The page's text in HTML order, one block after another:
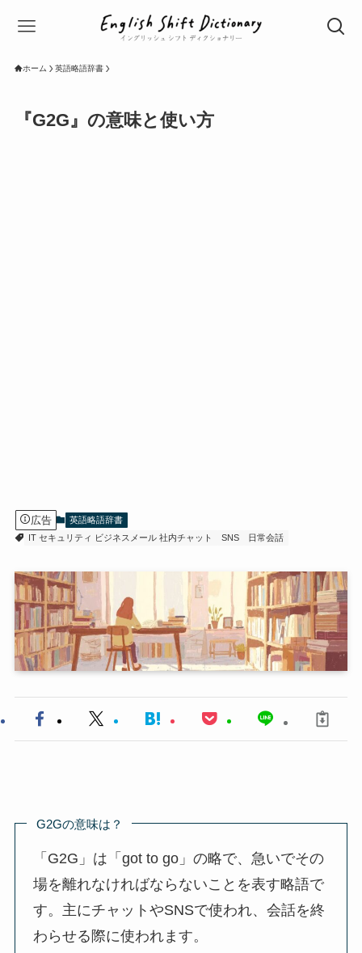
ホーム 英語略語辞書
『G2G』の意味と使い方
広告
英語略語辞書
IT セキュリティ ビジネスメール 社内チャット
SNS 日常会話
G2Gの意味は？
「G2G」は「got to go」の略で、急いでその
場を離れなければならないことを表す略語で
す。主にチャットやSNSで使われ、会話を終
わらせる際に使われます。